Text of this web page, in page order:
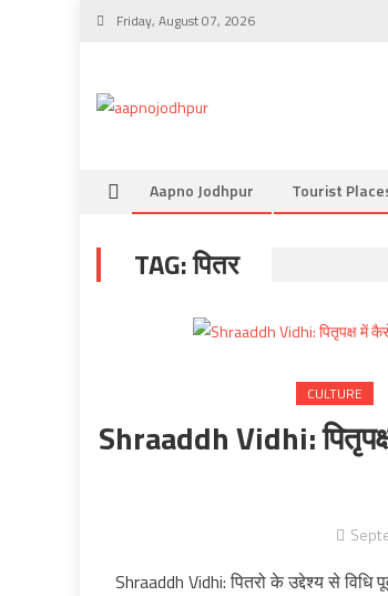
Skip
Friday, August 07, 2026
Aapno Jodhpur Tourist
TAG:पितर
CULTURE
Shraaddh Vidhi:
Shraaddh Vidhi: पितरो के उद्देश्य से विधि